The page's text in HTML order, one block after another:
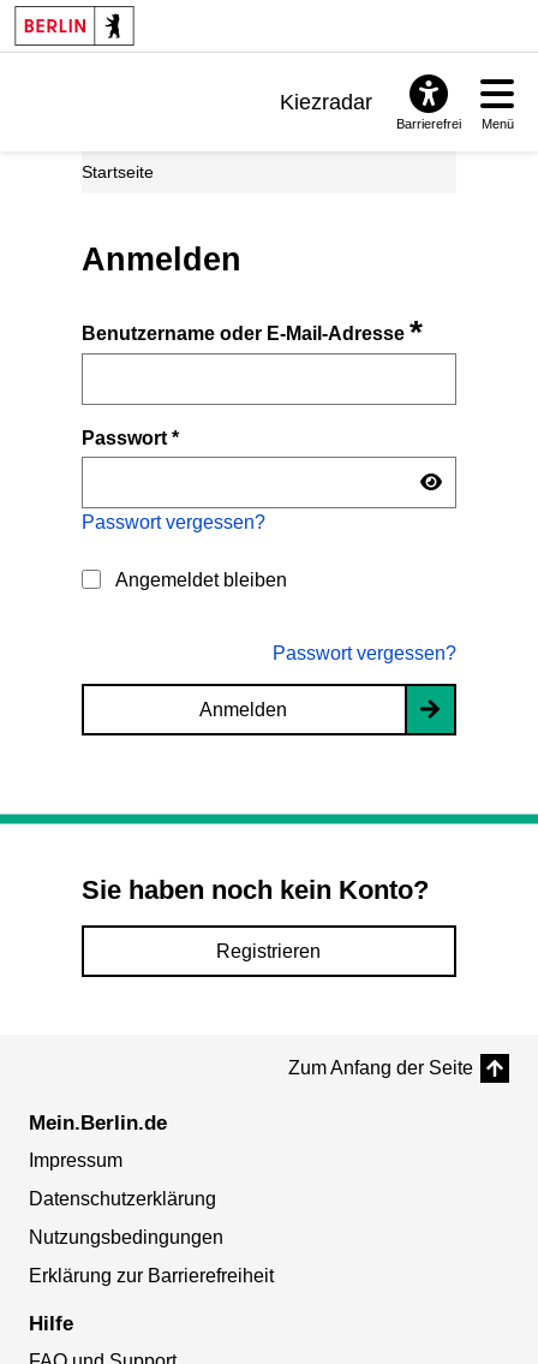
Kiezradar
Barrierefrei Menü
Startseite
Anmelden
Benutzername oder E-Mail-Adresse*
Passwort*
Passwort vergessen?
Angemeldet bleiben
Passwort vergessen?
Anmelden
Sie haben noch kein Konto?
Registrieren
Zum Anfang der Seite
Mein.Berlin.de
Impressum
Datenschutzerklärung
Nutzungsbedingungen
Erklärung zur Barrierefreiheit
Hilfe